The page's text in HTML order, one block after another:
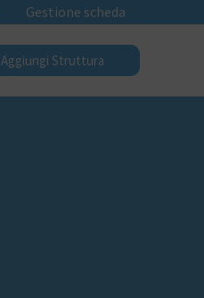
Gestione scheda
Aggiungi Struttura